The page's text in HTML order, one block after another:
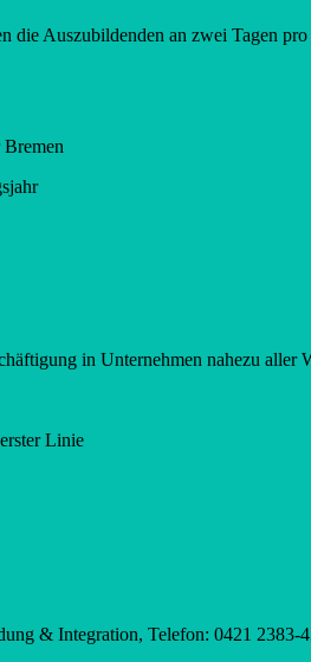
Auszubildenden an zwei Tagen pro
Bremen
in Unternehmen nahezu aller
Linie
& Integration, Telefon: 0421 2383-